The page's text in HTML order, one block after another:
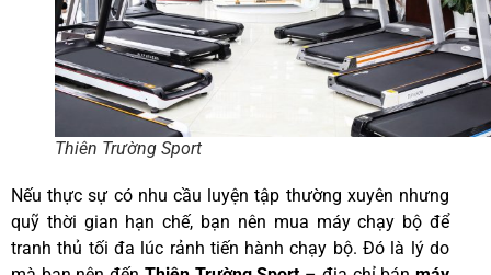
Thiên Trường Sport
Nếu thực sự có nhu cầu luyện tập thường xuyên nhưng
quỹ thời gian hạn chế, bạn nên mua máy chạy bộ để
tranh thủ tối đa lúc rảnh tiến hành chạy bộ. Đó là lý do